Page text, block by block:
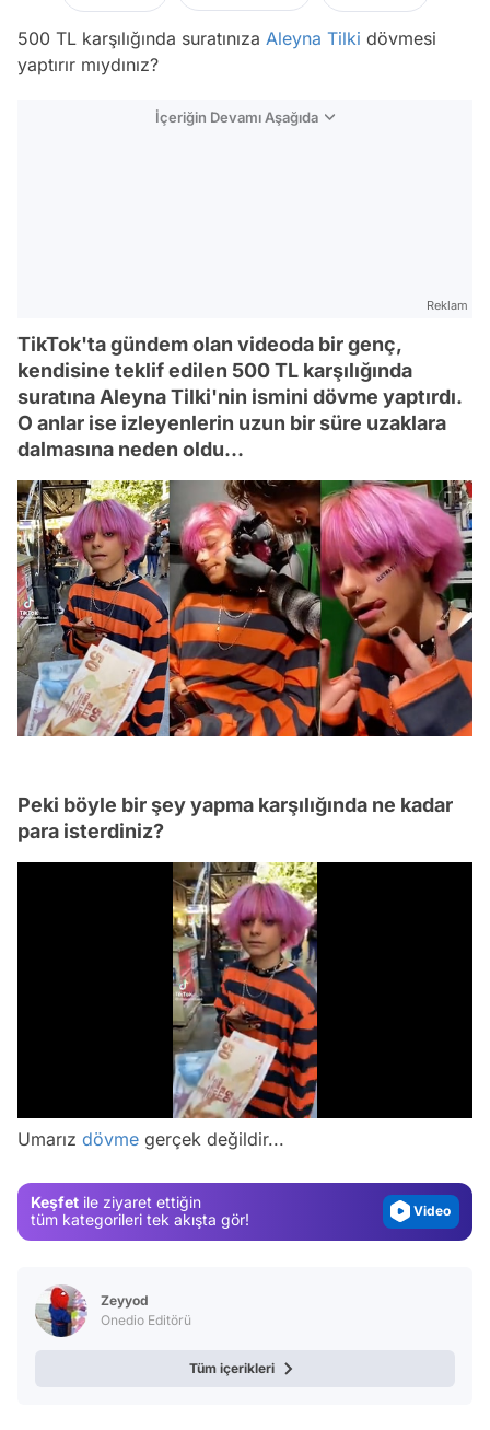
500 TL karşılığında suratınıza Aleyna Tilki dövmesi
yaptırır mıydınız?
İçeriğin Devamı Aşağıda
Reklam
TikTok'ta gündem olan videoda bir genç,
kendisine teklif edilen 500 TL karşılığında
suratına Aleyna Tilki'nin ismini dövme yaptırdı.
O anlar ise izleyenlerin uzun bir süre uzaklara
dalmasına neden oldu...
Peki böyle bir şey yapma karşılığında ne kadar
para isterdiniz?
Umarız dövme gerçek değildir...
Keşfet ile ziyaret ettiğin
tüm kategorileri tek akışta gör!
Video
Zeyyod
Onedio Editörü
Tüm içerikleri